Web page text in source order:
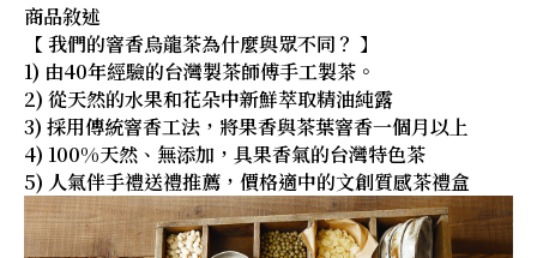
商品敘述
【 我們的窨香烏龍茶為什麼與眾不同？ 】
1) 由40年經驗的台灣製茶師傅手工製茶。
2) 從天然的水果和花朵中新鮮萃取精油純露
3) 採用傳統窨香工法，將果香與茶葉窨香一個月以上
4) 100%天然、無添加，具果香氣的台灣特色茶
5) 人氣伴手禮送禮推薦，價格適中的文創質感茶禮盒